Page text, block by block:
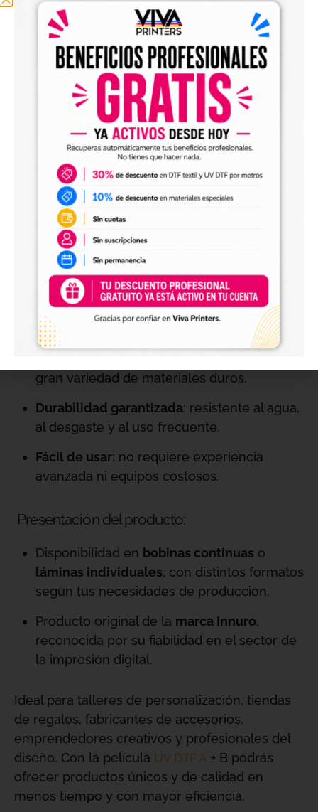
curado con luz ultravioleta, el diseño queda
adherido con gran definición.
Film B (Transfer Film): lámina adhesiva
transparente que se utiliza para levantar el
diseño desde el film A y transferirlo a la
superficie deseada con solo presionar
ligeramente. No necesita calor ni plancha
térmica.
Ventajas principales:
Resultados profesionales
brillantes, contornos nítidos y excelente
detalle.
Aplicación sin calor: ideal para objetos
sensibles a altas temperaturas.
gran variedad de materiales duros.
Durabilidad garantizada: resistente al agua,
al desgaste y al uso frecuente.
Fácil de usar: no requiere experiencia
avanzada ni equipos costosos.
Presentación del producto:
Disponibilidad en bobinas continuas o
láminas individuales, con distintos formatos
según tus necesidades de producción.
Producto original de la marca Innuro,
reconocida por su fiabilidad en el sector de
la impresión digital.
Ideal para talleres de personalización, tiendas
de regalos, fabricantes de accesorios,
emprendedores creativos y profesionales del
diseño. Con la película UV DTF A + B podrás
ofrecer productos únicos y de calidad en
menos tiempo y con mayor eficiencia.